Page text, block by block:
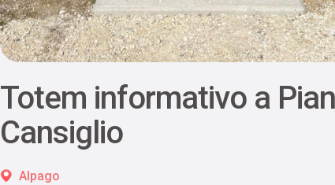
Totem informativo a
Cansiglio
Alpago